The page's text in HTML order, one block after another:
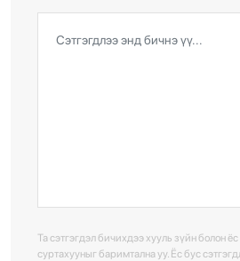
Та сэтгэгдэл бичихдээ хууль зүйн болон ёс
суртахууныг баримтална уу. Ёс бус